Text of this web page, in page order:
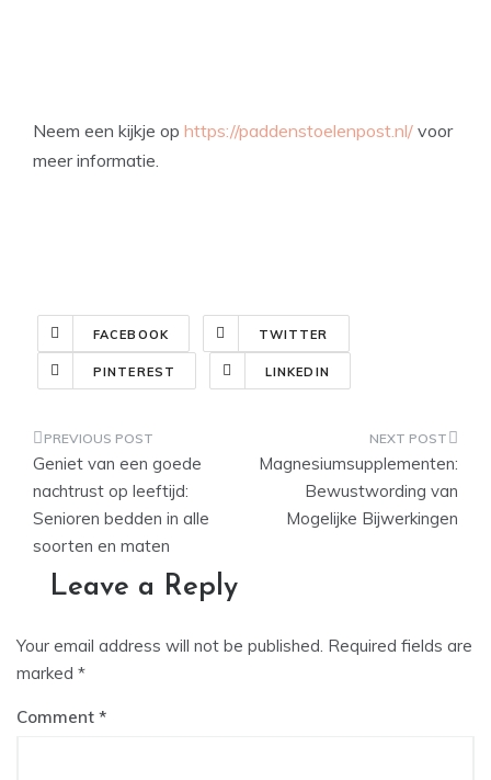
Neem een kijkje op https://paddenstoelenpost.nl/ voor
meer informatie.
FACEBOOK TWITTER
PINTEREST LINKEDIN
Post
navigation
Geniet van een goede
nachtrust op leeftijd:
Senioren bedden in alle
soorten en maten
Magnesiumsupplementen:
Bewustwording van
Mogelijke Bijwerkingen
Leave a Reply
Your email address will not be published. Required fields are
marked *
Comment